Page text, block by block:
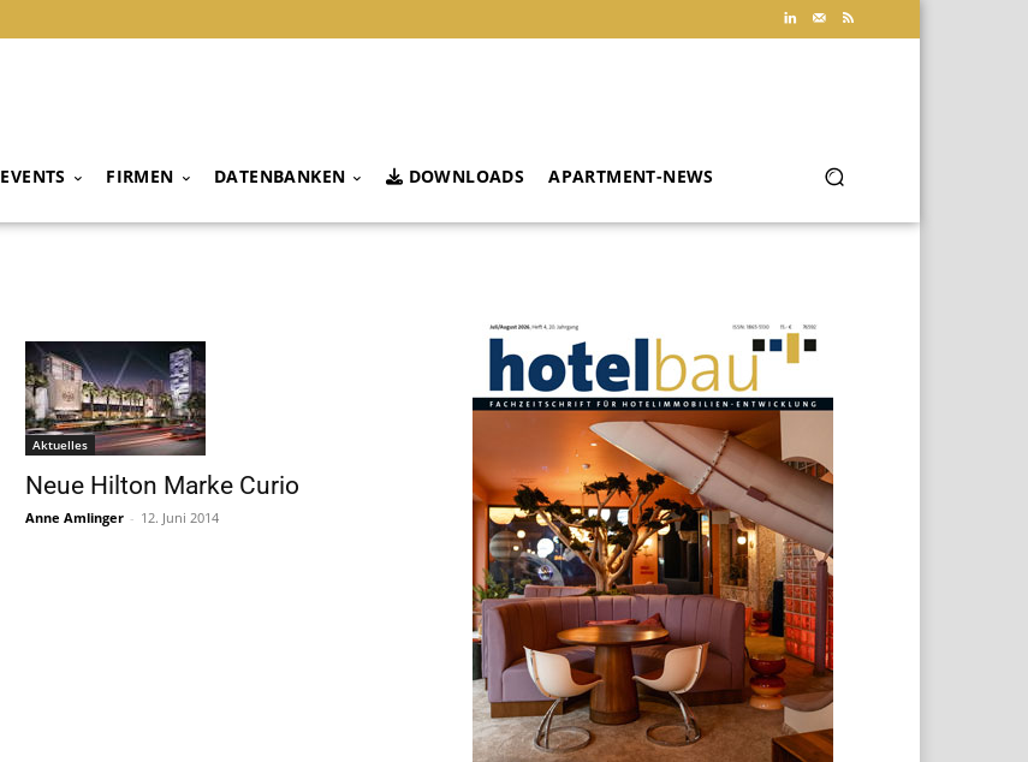
EVENTS FIRMEN DATENBANKEN DOWNLOADS APARTMENT-NEWS
Aktuelles
Neue Hilton Marke Curio
Anne Amlinger - 12. Juni 2014